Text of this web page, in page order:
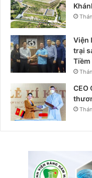
Viện
trại
Tiềm
CEO